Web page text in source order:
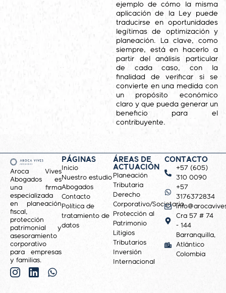
ejemplo de cómo la misma
aplicación de la Ley puede
traducirse en oportunidades
legítimas de optimización y
planeación. La clave, como
siempre, está en hacerlo a
partir del análisis particular
de cada caso, con la
finalidad de verificar si se
convierte en una medida con
un propósito económico
claro y que pueda generar un
beneficio para el
contribuyente.
Aroca Vives
Abogados es
una firma
especializada
en planeación
fiscal,
protección
patrimonial y
asesoramiento
corporativo
para empresas
y familias.
PÁGINAS
Inicio
Nuestro estudio
Abogados
Contacto
Política de
tratamiento de
datos
ÁREAS DE
ACTUACIÓN
Planeación
Tributaria
Derecho
Corporativo/Societario
Protección al
Patrimonio
Litigios
Tributarios
Inversión
Internacional
CONTACTO
+57 (605)
310 0090
+57
3176372834
Cra 57 # 74
- 144
Barranquilla,
Atlántico
Colombia